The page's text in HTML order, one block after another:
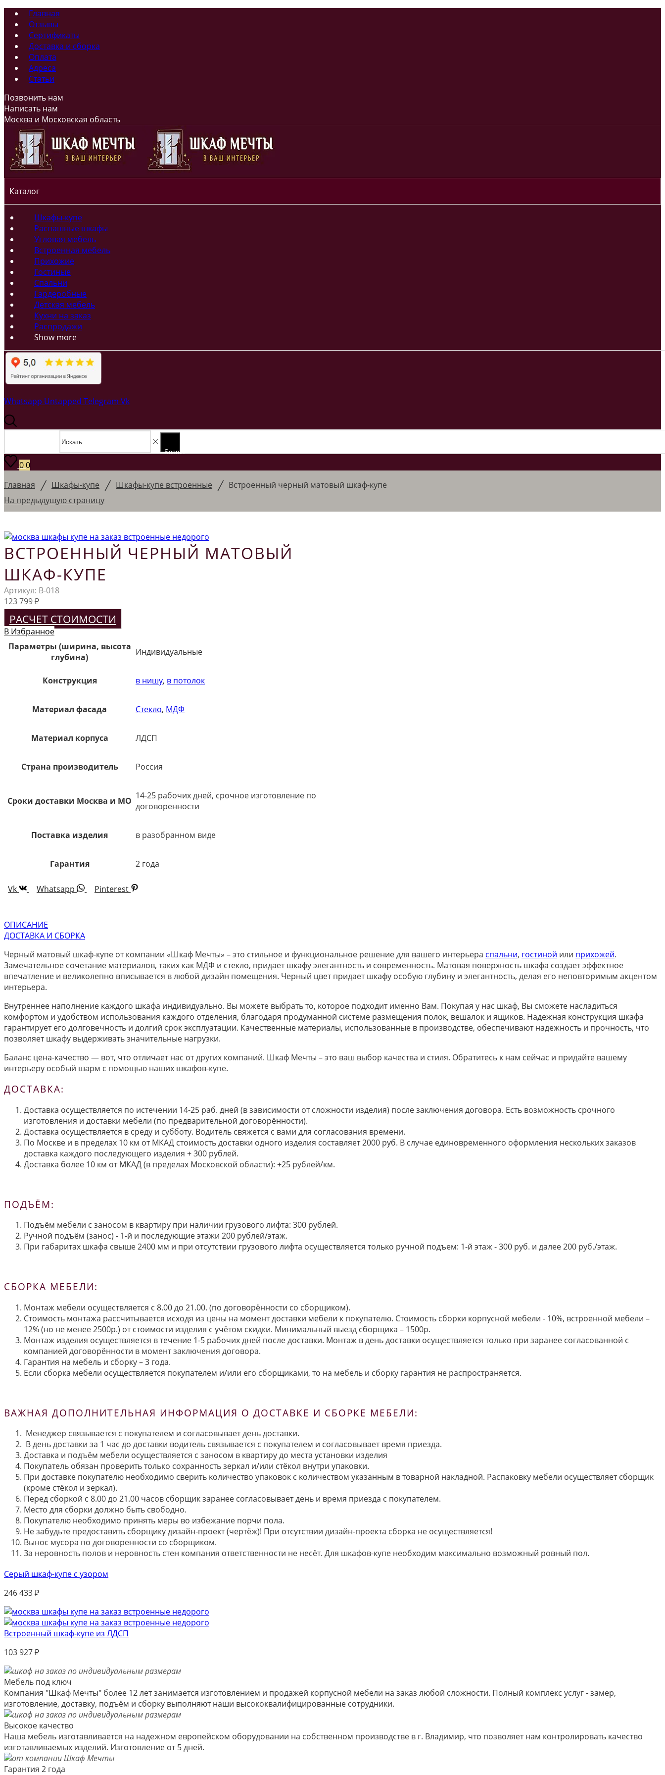
Главная
Отзывы
Сертификаты
Доставка и сборка
Оплата
Адреса
Статьи
Позвонить нам
Написать нам
Москва и Московская область
Каталог
Шкафы-купе
Распашные шкафы
Угловая мебель
Встроенная мебель
Прихожие
Гостиные
Спальни
Гардеробные
Детская мебель
Кухни на заказ
Распродажи
Show more
Whatsapp Untapped Telegram Vk
Search
00
Главная / Шкафы-купе / Шкафы-купе встроенные / Встроенный черный матовый шкаф-купе
На предыдущую страницу
ВСТРОЕННЫЙ ЧЕРНЫЙ МАТОВЫЙ
ШКАФ-КУПЕ
Артикул: В-018
123 799₽
РАСЧЕТ СТОИМОСТИ
В Избранное
Параметры (ширина, высота
глубина)
Индивидуальные
Конструкция в нишу, в потолок
Материал фасада Стекло, МДФ
Материал корпуса ЛДСП
Страна производитель Россия
Сроки доставки Москва и МО 14-25 рабочих дней, срочное изготовление по
договоренности
Поставка изделия в разобранном виде
Гарантия 2 года
Vk Whatsapp Pinterest
ОПИСАНИЕ
ДОСТАВКА И СБОРКА
Черный матовый шкаф-купе от компании «Шкаф Мечты» – это стильное и функциональное решение для вашего интерьера спальни, гостиной или прихожей.
Замечательное сочетание материалов, таких как МДФ и стекло, придает шкафу элегантность и современность. Матовая поверхность шкафа создает эффектное
впечатление и великолепно вписывается в любой дизайн помещения. Черный цвет придает шкафу особую глубину и элегантность, делая его неповторимым акцентом
интерьера.
Внутреннее наполнение каждого шкафа индивидуально. Вы можете выбрать то, которое подходит именно Вам. Покупая у нас шкаф, Вы сможете насладиться
комфортом и удобством использования каждого отделения, благодаря продуманной системе размещения полок, вешалок и ящиков. Надежная конструкция шкафа
гарантирует его долговечность и долгий срок эксплуатации. Качественные материалы, использованные в производстве, обеспечивают надежность и прочность, что
позволяет шкафу выдерживать значительные нагрузки.
Баланс цена-качество — вот, что отличает нас от других компаний. Шкаф Мечты – это ваш выбор качества и стиля. Обратитесь к нам сейчас и придайте вашему
интерьеру особый шарм с помощью наших шкафов-купе.
ДОСТАВКА:
Доставка осуществляется по истечении 14-25 раб. дней (в зависимости от сложности изделия) после заключения договора. Есть возможность срочного
изготовления и доставки мебели (по предварительной договорённости).
Доставка осуществляется в среду и субботу. Водитель свяжется с вами для согласования времени.
По Москве и в пределах 10 км от МКАД стоимость доставки одного изделия составляет 2000 руб. В случае единовременного оформления нескольких заказов
доставка каждого последующего изделия + 300 рублей.
Доставка более 10 км от МКАД (в пределах Московской области): +25 рублей/км.
ПОДЪЁМ:
Подъём мебели с заносом в квартиру при наличии грузового лифта: 300 рублей.
Ручной подъём (занос) - 1-й и последующие этажи 200 рублей/этаж.
При габаритах шкафа свыше 2400 мм и при отсутствии грузового лифта осуществляется только ручной подъем: 1-й этаж - 300 руб. и далее 200 руб./этаж.
СБОРКА МЕБЕЛИ:
Монтаж мебели осуществляется с 8.00 до 21.00. (по договорённости со сборщиком).
Стоимость монтажа рассчитывается исходя из цены на момент доставки мебели к покупателю. Стоимость сборки корпусной мебели - 10%, встроенной мебели –
12% (но не менее 2500р.) от стоимости изделия с учётом скидки. Минимальный выезд сборщика – 1500р.
Монтаж изделия осуществляется в течение 1-5 рабочих дней после доставки. Монтаж в день доставки осуществляется только при заранее согласованной с
компанией договорённости в момент заключения договора.
Гарантия на мебель и сборку – 3 года.
Если сборка мебели осуществляется покупателем и/или его сборщиками, то на мебель и сборку гарантия не распространяется.
ВАЖНАЯ ДОПОЛНИТЕЛЬНАЯ ИНФОРМАЦИЯ О ДОСТАВКЕ И СБОРКЕ МЕБЕЛИ:
Менеджер связывается с покупателем и согласовывает день доставки.
В день доставки за 1 час до доставки водитель связывается с покупателем и согласовывает время приезда.
Доставка и подъём мебели осуществляется с заносом в квартиру до места установки изделия
Покупатель обязан проверить только сохранность зеркал и/или стёкол внутри упаковки.
При доставке покупателю необходимо сверить количество упаковок с количеством указанным в товарной накладной. Распаковку мебели осуществляет сборщик
(кроме стёкол и зеркал).
Перед сборкой с 8.00 до 21.00 часов сборщик заранее согласовывает день и время приезда с покупателем.
Место для сборки должно быть свободно.
Покупателю необходимо принять меры во избежание порчи пола.
Не забудьте предоставить сборщику дизайн-проект (чертёж)! При отсутствии дизайн-проекта сборка не осуществляется!
Вынос мусора по договоренности со сборщиком.
За неровность полов и неровность стен компания ответственности не несёт. Для шкафов-купе необходим максимально возможный ровный пол.
Серый шкаф-купе с узором
246 433₽
Встроенный шкаф-купе из ЛДСП
103 927₽
Мебель под ключ
Компания "Шкаф Мечты" более 12 лет занимается изготовлением и продажей корпусной мебели на заказ любой сложности. Полный комплекс услуг - замер,
изготовление, доставку, подъём и сборку выполняют наши высококвалифицированные сотрудники.
Высокое качество
Наша мебель изготавливается на надежном европейском оборудовании на собственном производстве в г. Владимир, что позволяет нам контролировать качество
изготавливаемых изделий. Изготовление от 5 дней.
Гарантия 2 года